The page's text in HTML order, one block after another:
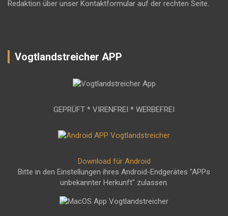
Redaktion über unser Kontaktformular auf der rechten Seite.
Vogtlandstreicher APP
GEPRÜFT * VIRENFREI * WERBEFREI
Download für Android
Bitte in den Einstellungen ihres Android-Endgerätes "APPs
unbekannter Herkunft" zulassen.